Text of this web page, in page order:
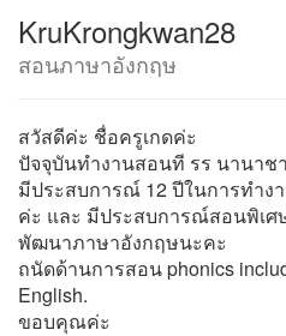
KruKrongkwan28
สอนภาษาอังกฤษ
สวัสดีค่ะ ชื่อครูเกดค่ะ
ปัจจุบันทำงานสอนที รร นานาช
มีประสบการณ์ 12 ปีในการทำง
ค่ะ และ มีประสบการณ์สอนพิเศ
พัฒนาภาษาอังกฤษนะคะ
ถนัดด้านการสอน phonics
English.
ขอบคุณค่ะ